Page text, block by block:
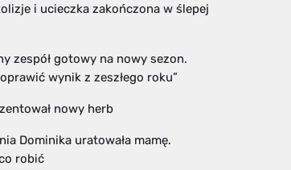
i ucieczka zakończona w ślepej
zespół gotowy na nowy sezon.
wynik z zeszłego roku”
nowy herb
Dominika uratowała mamę.
robić